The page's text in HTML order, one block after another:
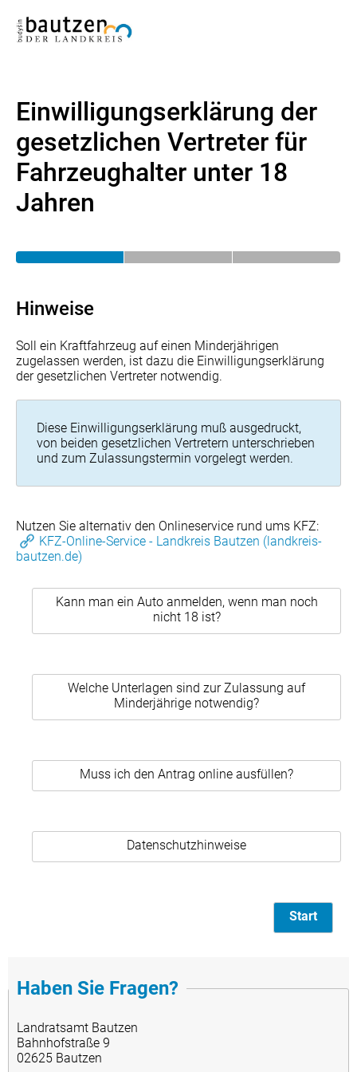
Einwilligungserklärung der
gesetzlichen Vertreter für
Fahrzeughalter unter 18
Jahren
Hinweise
Soll ein Kraftfahrzeug auf einen Minderjährigen
zugelassen werden, ist dazu die Einwilligungserklärung
der gesetzlichen Vertreter notwendig.
Diese Einwilligungserklärung muß ausgedruckt,
von beiden gesetzlichen Vertretern unterschrieben
und zum Zulassungstermin vorgelegt werden.
Nutzen Sie alternativ den Onlineservice rund ums KFZ:
KFZ-Online-Service - Landkreis Bautzen (landkreis-
bautzen.de)
Kann man ein Auto anmelden, wenn man noch
nicht 18 ist?
Welche Unterlagen sind zur Zulassung auf
Minderjährige notwendig?
Muss ich den Antrag online ausfüllen?
Datenschutzhinweise
Start
Haben Sie Fragen?
Landratsamt Bautzen
Bahnhofstraße 9
02625 Bautzen